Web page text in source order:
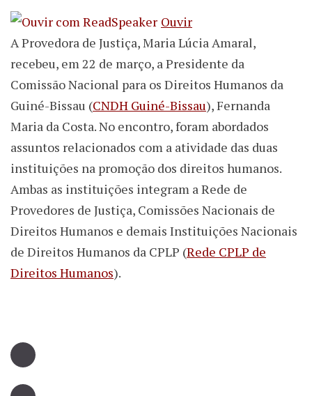
Ouvir
A Provedora de Justiça, Maria Lúcia Amaral,
recebeu, em 22 de março, a Presidente da
Comissão Nacional para os Direitos Humanos da
Guiné-Bissau (CNDH Guiné-Bissau), Fernanda
Maria da Costa. No encontro, foram abordados
assuntos relacionados com a atividade das duas
instituições na promoção dos direitos humanos.
Ambas as instituições integram a Rede de
Provedores de Justiça, Comissões Nacionais de
Direitos Humanos e demais Instituições Nacionais
de Direitos Humanos da CPLP (Rede CPLP de
Direitos Humanos).